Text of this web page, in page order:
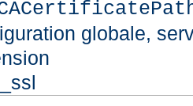
globale,